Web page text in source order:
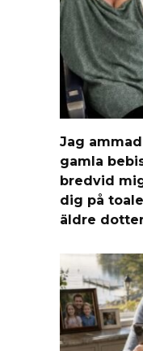
Jag
gamla
bredvid
dig på
äldre